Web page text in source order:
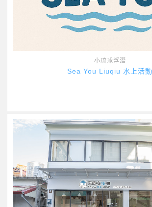
小琉球浮潛
Sea You Liuqiu 水上活動